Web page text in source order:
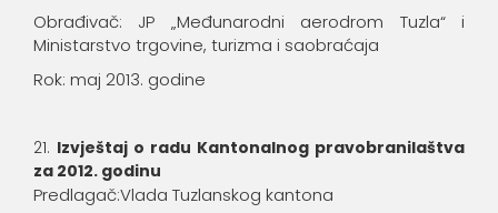
Obrađivač: JP „Međunarodni aerodrom Tuzla“ i
Ministarstvo trgovine, turizma i saobraćaja
Rok: maj 2013. godine
Izvještaj o radu Kantonalnog pravobranilaštva
za 2012. godinu
Predlagač:Vlada Tuzlanskog kantona